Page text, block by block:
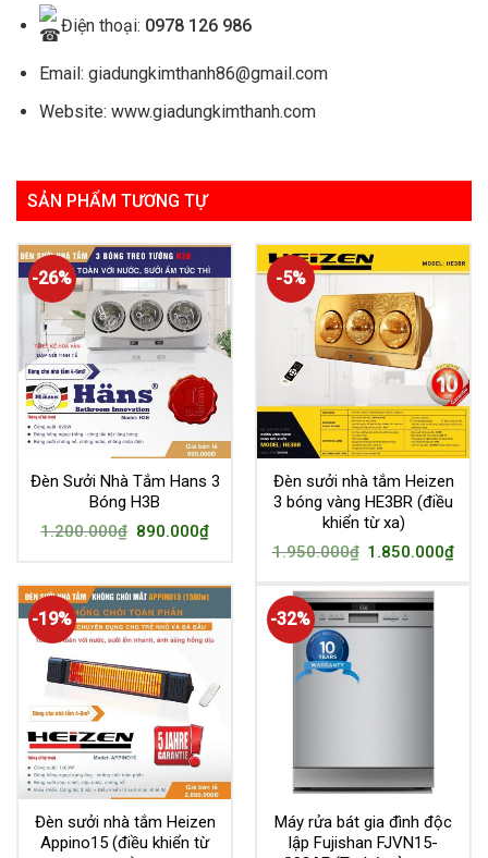
Điện thoại: 0978 126 986
Email: giadungkimthanh86@gmail.com
Website: www.giadungkimthanh.com
SẢN PHẨM TƯƠNG TỰ
-26%
Đèn Sưởi Nhà Tắm Hans 3
Bóng H3B
1.200.000₫ 890.000₫
-5%
Đèn sưởi nhà tắm Heizen
3 bóng vàng HE3BR (điều
khiển từ xa)
1.950.000₫ 1.850.000₫
-19%
Đèn sưởi nhà tắm Heizen
Appino15 (điều khiển từ
-32%
Máy rửa bát gia đình độc
lập Fujishan FJVN15-